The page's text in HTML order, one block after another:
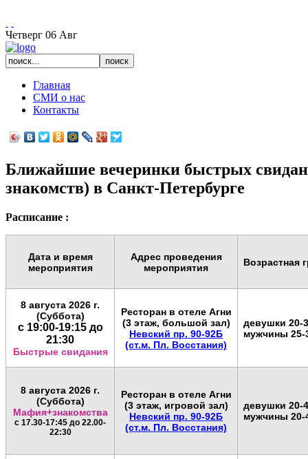
Четверг 06 Авг
Главная
СМИ о нас
Контакты
Ближайшие вечеринки быстрых
знакомств) в Санкт-Петербурге
Расписание :
Дата и время
мероприятия
Адрес проведения
мероприятия
Возрастная
8 августа 2026 г.
(Суббота)
с 19:00-19:15 до
21:30
Быстрые свидания
Ресторан в отеле Агни
(3 этаж, большой зал)
Невский пр. 90-92Б
(ст.м. Пл. Восстания)
девушки 20-
мужчины 25-
8 августа 2026 г.
(Суббота)
Мафия+знакомства
с 17.30-17:45 до 22.00-
22:30
Ресторан в отеле Агни
(3 этаж, игровой зал)
Невский пр. 90-92Б
(ст.м. Пл. Восстания)
девушки 20-
мужчины 20-